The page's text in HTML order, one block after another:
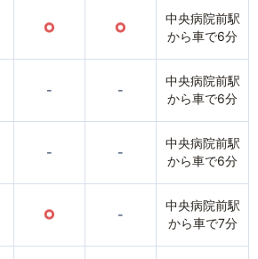
○ ○
中央病院前駅
から車で6分
- -
中央病院前駅
から車で6分
- -
中央病院前駅
から車で6分
○ -
中央病院前駅
から車で7分